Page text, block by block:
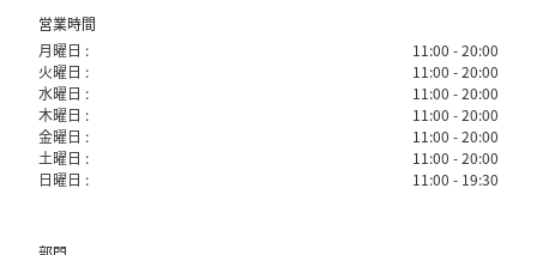
営業時間
月曜日 :
11:00 - 20:00
火曜日 :
11:00 - 20:00
水曜日 :
11:00 - 20:00
木曜日 :
11:00 - 20:00
金曜日 :
11:00 - 20:00
土曜日 :
11:00 - 20:00
日曜日 :
11:00 - 19:30